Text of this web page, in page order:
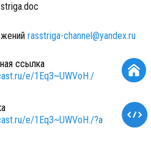
rasstriga-channel@yandex.ru
ссылка
e/1Eq3~UWVoH./
e/1Eq3~UWVoH./?a